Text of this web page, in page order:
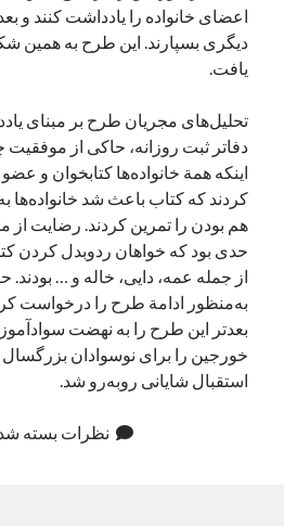
اعضای خانواده را یادداشت کنند و
دیگری بسپارند. این طرح به همین
یافت.
تحلیل‌های مجریان طرح بر مبنای
دفاتر ثبت روزانه، حاکی از
اینکه همة خانواده‌ها کتابخوان و عضو
کردند که کتاب باعث شد خانواده‌ها
هم بودن را تمرین کردند. رضایت از
حدی بود که خواهان ردوبدل کردن
از جمله عمه، دایی، خاله و … بودند.
به‌منظور ادامة طرح را درخواست
بعدتر این طرح را به نهضت
خورجین را برای نوسوادان بزرگسال
استقبال شایانی روبه‌رو شد.
نظرات بسته